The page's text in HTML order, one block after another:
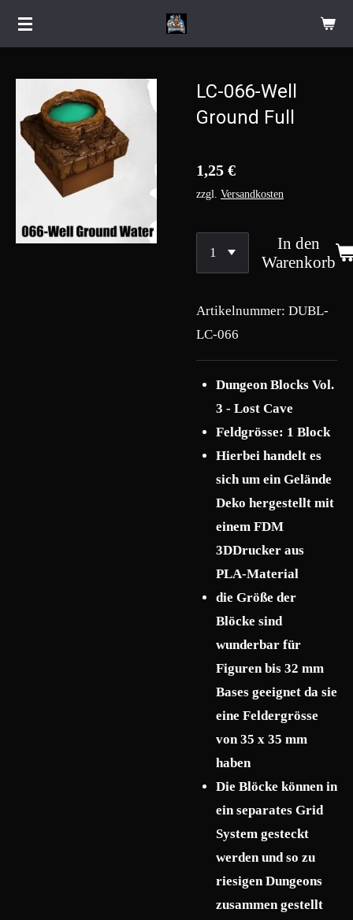
Zum
LC-066-Well
Ground Full
1,25 €
zzgl. Versandkosten
In den
Warenkorb
Artikelnummer: DUBL-
LC-066
Dungeon Blocks Vol.
3 - Lost Cave
Feldgrösse: 1 Block
Hierbei handelt es
sich um ein Gelände
Deko hergestellt mit
einem FDM
3DDrucker aus
PLA-Material
die Größe der
Blöcke sind
wunderbar für
Figuren bis 32 mm
Bases geeignet da sie
eine Feldergrösse
von 35 x 35 mm
haben
Die Blöcke können in
ein separates Grid
System gesteckt
werden und so zu
riesigen Dungeons
zusammen gestellt